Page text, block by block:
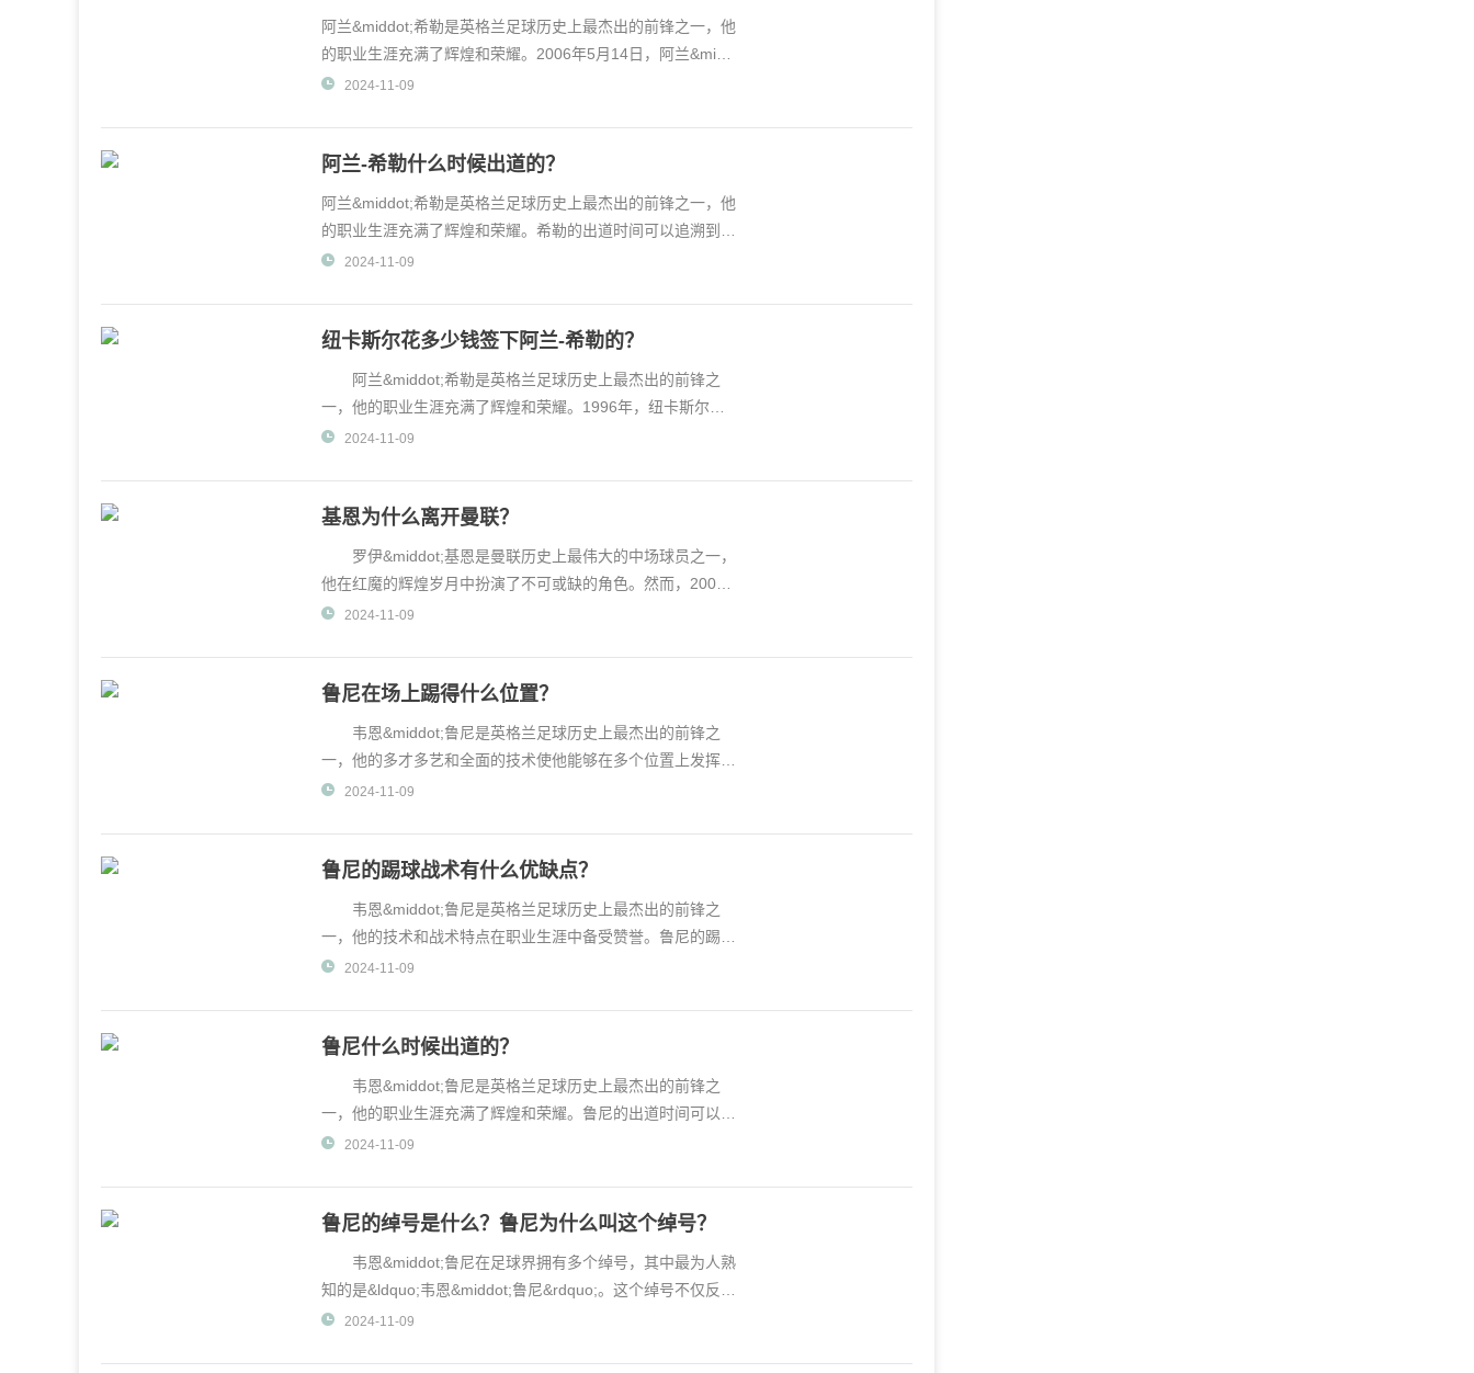
阿兰&middot;希勒是英格兰足球历史上最杰出的前锋之一，他
的职业生涯充满了辉煌和荣耀。2006年5月14日，阿兰&midd
ot;希勒正式宣布退
2024-11-09
阿兰-希勒什么时候出道的？
阿兰&middot;希勒是英格兰足球历史上最杰出的前锋之一，他
的职业生涯充满了辉煌和荣耀。希勒的出道时间可以追溯到19
86年，当时他年仅
2024-11-09
纽卡斯尔花多少钱签下阿兰-希勒的？
阿兰&middot;希勒是英格兰足球历史上最杰出的前锋之
一，他的职业生涯充满了辉煌和荣耀。1996年，纽卡斯尔联
队以创世界纪录的1500
2024-11-09
基恩为什么离开曼联？
罗伊&middot;基恩是曼联历史上最伟大的中场球员之一，
他在红魔的辉煌岁月中扮演了不可或缺的角色。然而，2005
年11月，基恩突然宣布
2024-11-09
鲁尼在场上踢得什么位置？
韦恩&middot;鲁尼是英格兰足球历史上最杰出的前锋之
一，他的多才多艺和全面的技术使他能够在多个位置上发挥作
用。鲁尼的职业生
2024-11-09
鲁尼的踢球战术有什么优缺点？
韦恩&middot;鲁尼是英格兰足球历史上最杰出的前锋之
一，他的技术和战术特点在职业生涯中备受赞誉。鲁尼的踢球
战术既有显著的优
2024-11-09
鲁尼什么时候出道的？
韦恩&middot;鲁尼是英格兰足球历史上最杰出的前锋之
一，他的职业生涯充满了辉煌和荣耀。鲁尼的出道时间可以追
溯到他16岁时，那时
2024-11-09
鲁尼的绰号是什么？鲁尼为什么叫这个绰号？
韦恩&middot;鲁尼在足球界拥有多个绰号，其中最为人熟
知的是&ldquo;韦恩&middot;鲁尼&rdquo;。这个绰号不仅反映
了他在青少年时
2024-11-09